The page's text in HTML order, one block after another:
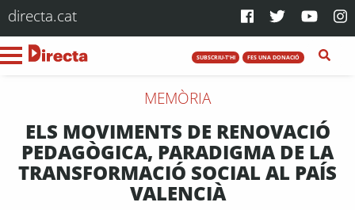
directa.cat
SUBSCRIU-T'HI FES UNA DONACIÓ
MEMÒRIA
ELS MOVIMENTS DE RENOVACIÓ
PEDAGÒGICA, PARADIGMA DE LA
TRANSFORMACIÓ SOCIAL AL PAÍS
VALENCIÀ